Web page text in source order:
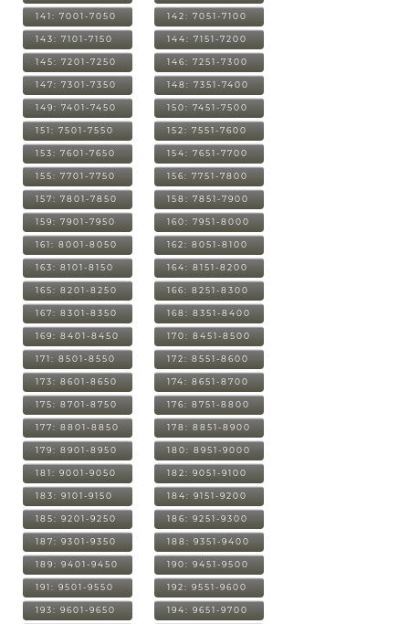
141: 7001-7050 142: 7051-7100
143: 7101-7150 144: 7151-7200
145: 7201-7250 146: 7251-7300
147: 7301-7350 148: 7351-7400
149: 7401-7450 150: 7451-7500
151: 7501-7550 152: 7551-7600
153: 7601-7650 154: 7651-7700
155: 7701-7750 156: 7751-7800
157: 7801-7850 158: 7851-7900
159: 7901-7950 160: 7951-8000
161: 8001-8050 162: 8051-8100
163: 8101-8150 164: 8151-8200
165: 8201-8250 166: 8251-8300
167: 8301-8350 168: 8351-8400
169: 8401-8450 170: 8451-8500
171: 8501-8550 172: 8551-8600
173: 8601-8650 174: 8651-8700
175: 8701-8750 176: 8751-8800
177: 8801-8850 178: 8851-8900
179: 8901-8950 180: 8951-9000
181: 9001-9050 182: 9051-9100
183: 9101-9150 184: 9151-9200
185: 9201-9250 186: 9251-9300
187: 9301-9350 188: 9351-9400
189: 9401-9450 190: 9451-9500
191: 9501-9550 192: 9551-9600
193: 9601-9650 194: 9651-9700